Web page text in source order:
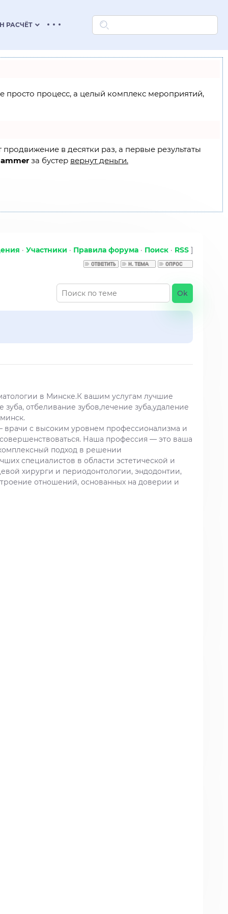
РАСЧЁТ keyboard_arrow_down
просто процесс, а целый комплекс мероприятий,
продвижение в десятки раз, а первые результаты
за бустер вернут деньги.
· Участники · Правила форума · Поиск · RSS ]
в Минске.К вашим услугам лучшие
отбеливание зубов,лечение зуба,удаление
врачи с высоким уровнем профессионализма и
Наша профессия — это ваша
подход в решении
специалистов в области эстетической и
хирурги и периодонтологии, эндодонтии,
отношений, основанных на доверии и